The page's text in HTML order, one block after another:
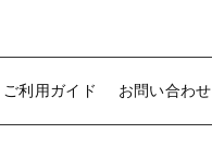
ご利用ガイド お問い合わせ